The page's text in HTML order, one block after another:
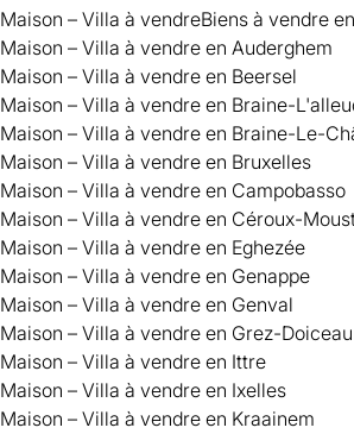
Maison – Villa à vendreBiens à vendre
Maison – Villa à vendre en Auderghem
Maison – Villa à vendre en Beersel
Maison – Villa à vendre en Braine-
Maison – Villa à vendre en Braine-Le-
Maison – Villa à vendre en Bruxelles
Maison – Villa à vendre en Campobasso
Maison – Villa à vendre en Céroux-
Maison – Villa à vendre en Eghezée
Maison – Villa à vendre en Genappe
Maison – Villa à vendre en Genval
Maison – Villa à vendre en Grez-Doiceau
Maison – Villa à vendre en Ittre
Maison – Villa à vendre en Ixelles
Maison – Villa à vendre en Kraainem